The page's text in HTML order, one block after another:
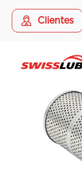
Clientes